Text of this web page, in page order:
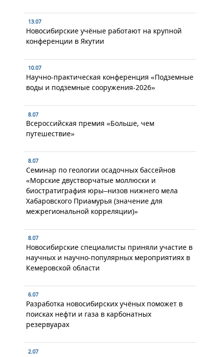
13.07
Новосибирские учёные работают на крупной
конференции в Якутии
10.07
Научно-практическая конференция «Подземные
воды и подземные сооружения-2026»
8.07
Всероссийская премия «Больше, чем
путешествие»
8.07
Семинар по геологии осадочных бассейнов
«Морские двустворчатые моллюски и
биостратиграфия юры–низов нижнего мела
Хабаровского Приамурья (значение для
межрегиональной корреляции)»
8.07
Новосибирские специалисты приняли участие в
научных и научно-популярных мероприятиях в
Кемеровской области
6.07
Разработка новосибирских учёных поможет в
поисках нефти и газа в карбонатных
резервуарах
2.07